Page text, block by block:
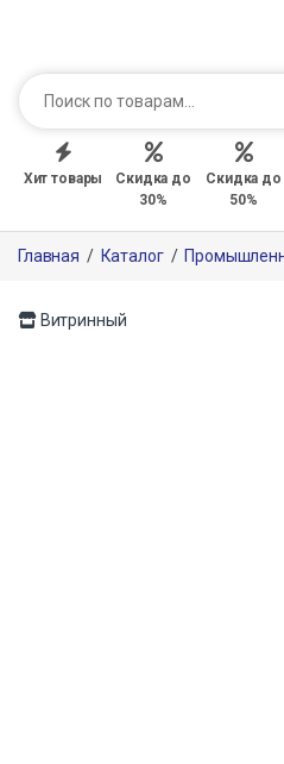
Хит товары
Скидка до
30%
Скидка до
50%
Главная / Каталог /
Витринный